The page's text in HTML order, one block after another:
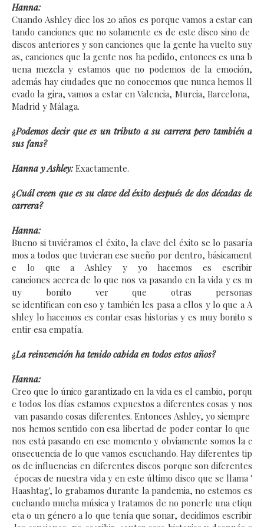
Hanna:
Cuando Ashley dice los 20 años es porque vamos a estar can
tando canciones que no solamente es de este disco sino de
discos anteriores y son canciones que la gente ha vuelto suy
as, canciones que la gente nos ha pedido, entonces es una b
uena mezcla y estamos que no podemos de la emoción,
además hay ciudades que no conocemos que nunca hemos ll
evado la gira, vamos a estar en Valencia, Murcia, Barcelona,
Madrid y Málaga.
¿Podemos decir que es un tributo a su carrera pero también a
sus fans?
Hanna y Ashley:Exactamente.
¿Cuál creen que es su clave del éxito después de dos décadas de
carrera?
Hanna:
Bueno si tuviéramos el éxito, la clave del éxito se lo pasaría
mos a todos que tuvieran ese sueño por dentro, básicament
e lo que a Ashley y yo hacemos es escribir
canciones acerca de lo que nos va pasando en la vida y es m
uy bonito ver que otras personas
se identifican con eso y también les pasa a ellos y lo que a A
shley lo hacemos es contar esas historias y es muy bonito s
entir esa empatía.
¿La reinvención ha tenido cabida en todos estos años?
Hanna:
Creo que lo único garantizado en la vida es el cambio, porqu
e todos los días estamos expuestos a diferentes cosas y nos
van pasando cosas diferentes. Entonces Ashley, yo siempre
nos hemos sentido con esa libertad de poder contar lo que
nos está pasando en ese momento y obviamente somos la c
onsecuencia de lo que vamos escuchando. Hay diferentes tip
os de influencias en diferentes discos porque son diferentes
épocas de nuestra vida y en este último disco que se llama '
Haashtag', lo grabamos durante la pandemia, no estemos es
cuchando mucha música y tratamos de no ponerle una etiqu
eta o un género a lo que tenía que sonar, decidimos escribir